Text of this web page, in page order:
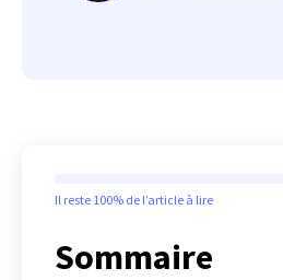
Il reste 100% de l’article à lire
Sommaire